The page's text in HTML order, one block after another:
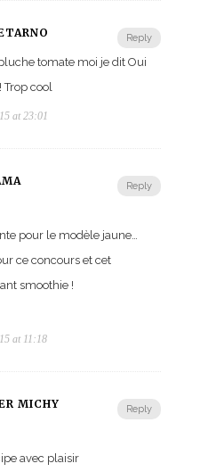
Reply
tomate moi je dit Oui
Trop cool
at 23:01
Reply
pour le modèle jaune…
ce concours et cet
smoothie !
at 11:18
Reply
MICHY
avec plaisir